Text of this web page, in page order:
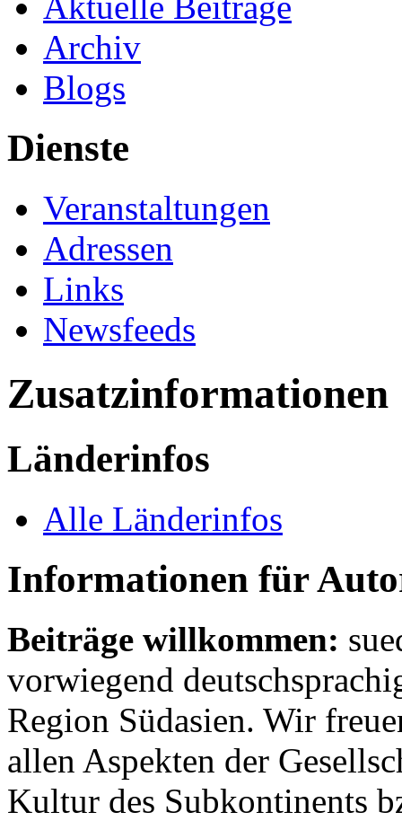
Archiv
Blogs
Dienste
Veranstaltungen
Adressen
Links
Newsfeeds
Zusatzinformationen
Länderinfos
Alle Länderinfos
Informationen für
Beiträge willkommen:
vorwiegend
Region Südasien. Wir
allen Aspekten der
Kultur des Subkontinents